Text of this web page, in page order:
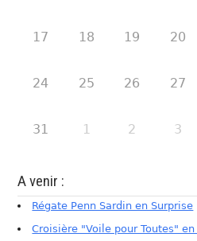
17 18 19 20
24 25 26 27
31 1 2 3
A venir :
Régate Penn Sardin en Surprise
Croisière "Voile pour Toutes"